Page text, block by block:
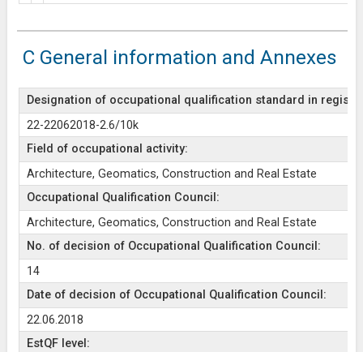
C General information and Annexes
Designation of occupational qualification standard in
22-22062018-2.6/10k
Field of occupational activity:
Architecture, Geomatics, Construction and Real Estate
Occupational Qualification Council:
Architecture, Geomatics, Construction and Real Estate
No. of decision of Occupational Qualification Council:
14
Date of decision of Occupational Qualification Council:
22.06.2018
EstQF level: